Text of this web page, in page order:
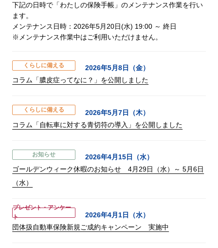
下記の日時で「わたしの保険手帳」のメンテナンス作業を行い
ます。
メンテナンス日時：2026年5月20日(水) 19:00 ～ 終日
※メンテナンス作業中はご利用いただけません。
くらしに備える
2026年5月8日（金）
コラム「膿皮症ってなに？」を公開しました
くらしに備える
2026年5月7日（木）
コラム「自転車に対する青切符の導入」を公開しました
お知らせ
2026年4月15日（水）
ゴールデンウィーク休暇のお知らせ 4月29日（水）～ 5月6日
（水）
プレゼント・アンケー
ト
2026年4月1日（水）
団体扱自動車保険新規ご成約キャンペーン 実施中